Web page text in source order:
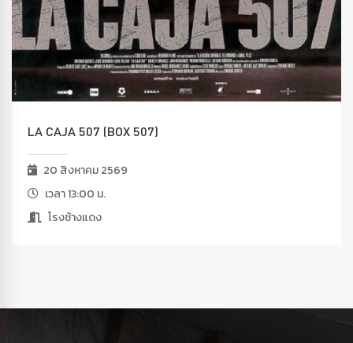
LA CAJA 507 (BOX 507)
20 สิงหาคม 2569
เวลา 13:00 น.
โรงช้างแดง